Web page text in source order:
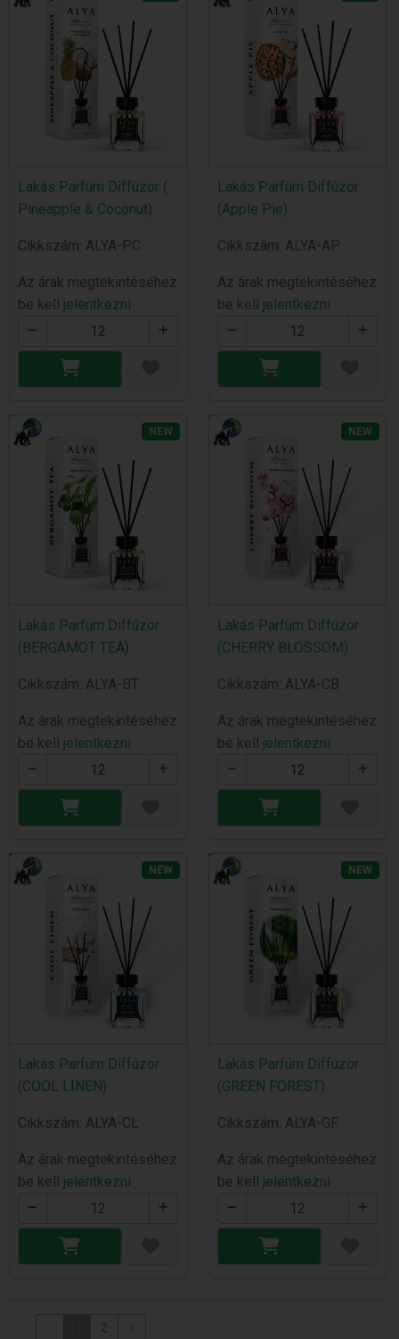
Lakás Parfüm Diffúzor (
Pineapple & Coconut)
Cikkszám: ALYA-PC
Az árak megtekintéséhez
be kell jelentkezni
Lakás Parfüm Diffúzor
(Apple Pie)
Cikkszám: ALYA-AP
Az árak megtekintéséhez
be kell jelentkezni
NEW
Lakás Parfüm Diffúzor
(BERGAMOT TEA)
Cikkszám: ALYA-BT
Az árak megtekintéséhez
be kell jelentkezni
NEW
Lakás Parfüm Diffúzor
(CHERRY BLOSSOM)
Cikkszám: ALYA-CB
Az árak megtekintéséhez
be kell jelentkezni
NEW
Lakás Parfüm Diffúzor
(COOL LINEN)
Cikkszám: ALYA-CL
Az árak megtekintéséhez
be kell jelentkezni
NEW
Lakás Parfüm Diffúzor
(GREEN FOREST)
Cikkszám: ALYA-GF
Az árak megtekintéséhez
be kell jelentkezni
2 ›